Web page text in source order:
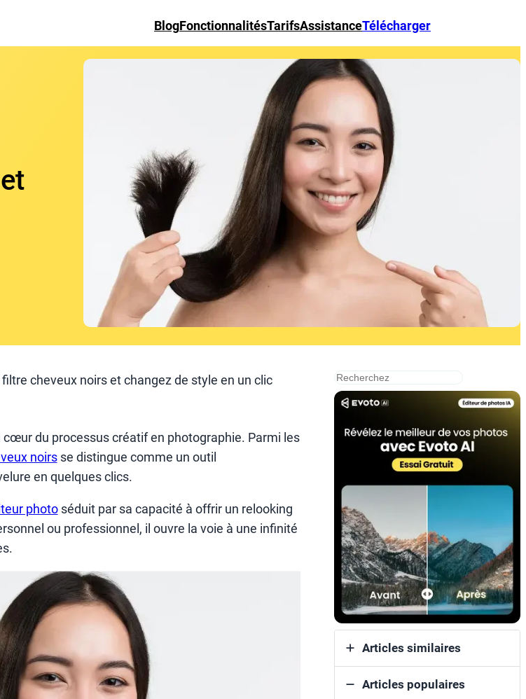
BlogFonctionnalitésTarifsAssistanceTélécharger
filtre cheveux noirs et changez de style en un clic
cœur du processus créatif en photographie. Parmi les
noirsse distingue comme un outil
en quelques clics.
photoséduit par sa capacité à offrir un relooking
ou professionnel, il ouvre la voie à une infinité
搜
索
Articles similaires
Articles populaires